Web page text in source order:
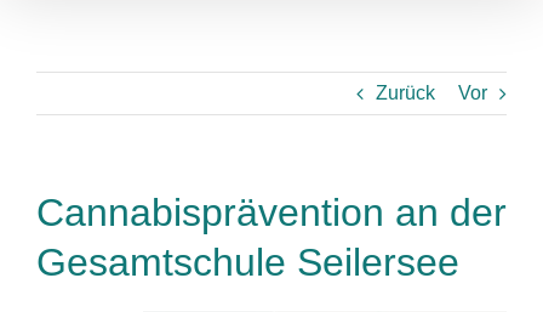
Zurück Vor
Cannabisprävention an der
Gesamtschule Seilersee